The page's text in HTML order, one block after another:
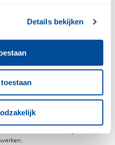
Details bekijken